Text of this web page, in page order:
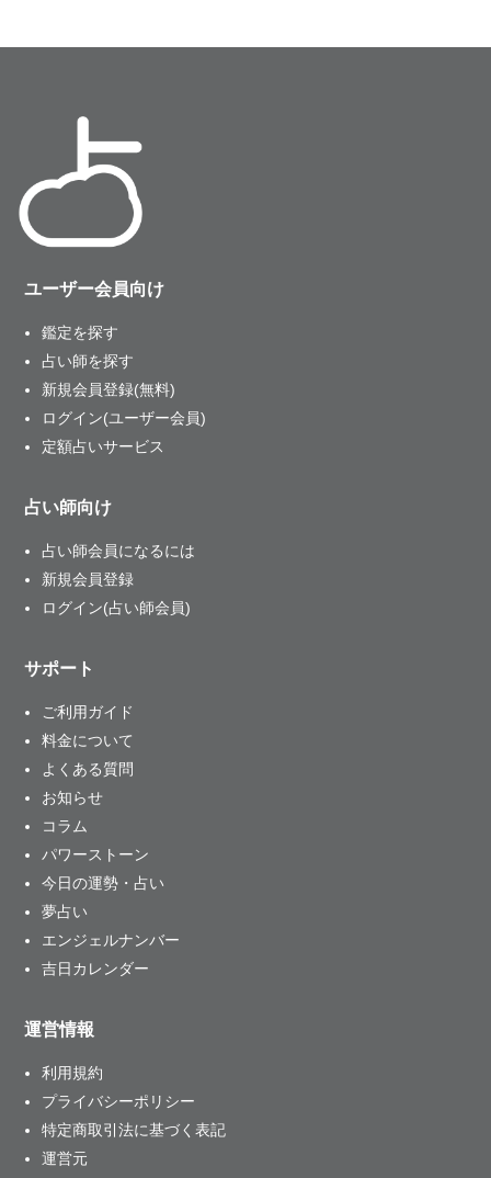
ユーザー会員向け
鑑定を探す
占い師を探す
新規会員登録(無料)
ログイン(ユーザー会員)
定額占いサービス
占い師向け
占い師会員になるには
新規会員登録
ログイン(占い師会員)
サポート
ご利用ガイド
料金について
よくある質問
お知らせ
コラム
パワーストーン
今日の運勢・占い
夢占い
エンジェルナンバー
吉日カレンダー
運営情報
利用規約
プライバシーポリシー
特定商取引法に基づく表記
運営元